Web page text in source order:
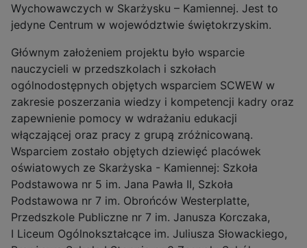
Wychowawczych w Skarżysku – Kamiennej. Jest to
jedyne Centrum w województwie świętokrzyskim.
Głównym założeniem projektu było wsparcie
nauczycieli w przedszkolach i szkołach
ogólnodostępnych objętych wsparciem SCWEW w
zakresie poszerzania wiedzy i kompetencji kadry oraz
zapewnienie pomocy w wdrażaniu edukacji
włączającej oraz pracy z grupą zróżnicowaną.
Wsparciem zostało objętych dziewięć placówek
oświatowych ze Skarżyska - Kamiennej: Szkoła
Podstawowa nr 5 im. Jana Pawła II, Szkoła
Podstawowa nr 7 im. Obrońców Westerplatte,
Przedszkole Publiczne nr 7 im. Janusza Korczaka,
I Liceum Ogólnokształcące im. Juliusza Słowackiego,